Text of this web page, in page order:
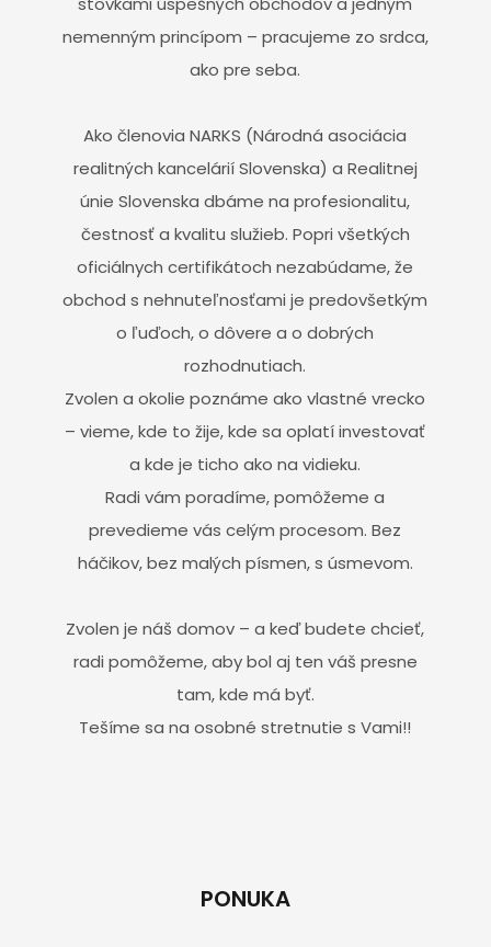
nemenným princípom – pracujeme zo srdca,
ako pre seba.
Ako členovia NARKS (Národná asociácia
realitných kancelárií Slovenska) a Realitnej
únie Slovenska dbáme na profesionalitu,
čestnosť a kvalitu služieb. Popri všetkých
oficiálnych certifikátoch nezabúdame, že
obchod s nehnuteľnosťami je predovšetkým
o ľuďoch, o dôvere a o dobrých
rozhodnutiach.
Zvolen a okolie poznáme ako vlastné vrecko
– vieme, kde to žije, kde sa oplatí investovať
a kde je ticho ako na vidieku.
Radi vám poradíme, pomôžeme a
prevedieme vás celým procesom. Bez
háčikov, bez malých písmen, s úsmevom.
Zvolen je náš domov – a keď budete chcieť,
radi pomôžeme, aby bol aj ten váš presne
tam, kde má byť.
Tešíme sa na osobné stretnutie s Vami!!
PONUKA